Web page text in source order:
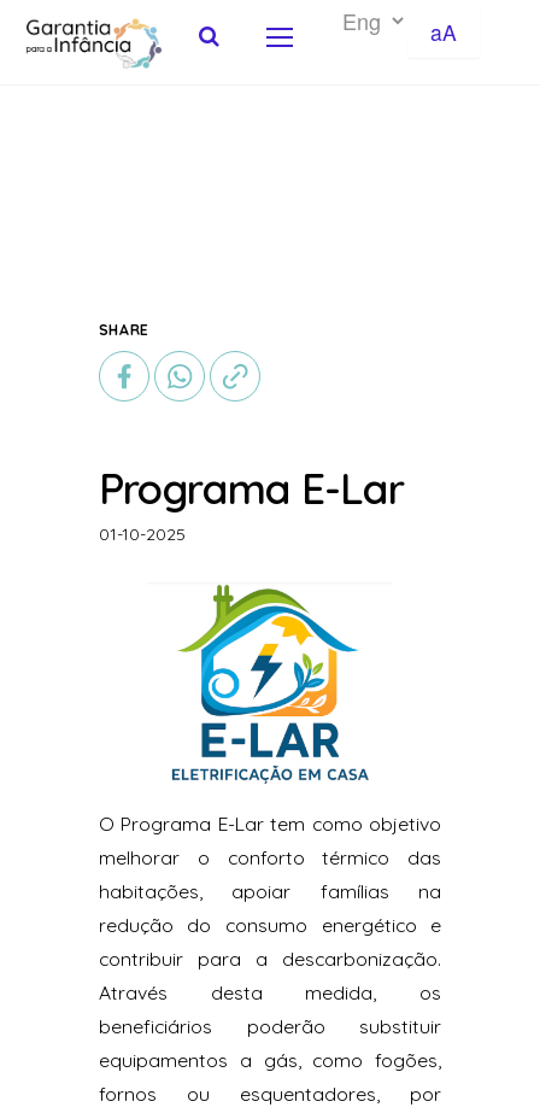
aA
SHARE
Programa E-Lar
01-10-2025
O Programa E-Lar tem como objetivo
melhorar o conforto térmico das
habitações, apoiar famílias na
redução do consumo energético e
contribuir para a descarbonização.
Através desta medida, os
beneficiários poderão substituir
equipamentos a gás, como fogões,
fornos ou esquentadores, por